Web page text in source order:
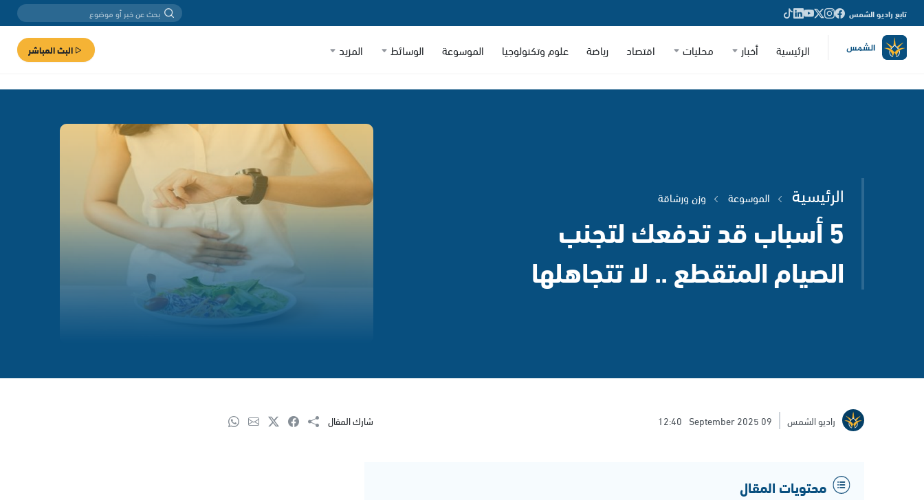
تابع راديو الشمس
الرئيسية أخبار محليات اقتصاد رياضة علوم وتكنولوجيا الموسوعة الوسائط المزيد البث المباشر
الرئيسية الموسوعة وزن ورشاقة
5 أسباب قد تدفعك لتجنب
الصيام المتقطع .. لا تتجاهلها
راديو الشمس 09 September 2025
12:40 شارك المقال
محتويات المقال